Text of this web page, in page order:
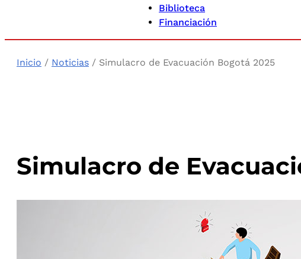
Biblioteca
Financiación
Inicio / Noticias / Simulacro de Evacuación Bogotá 2025
Simulacro de